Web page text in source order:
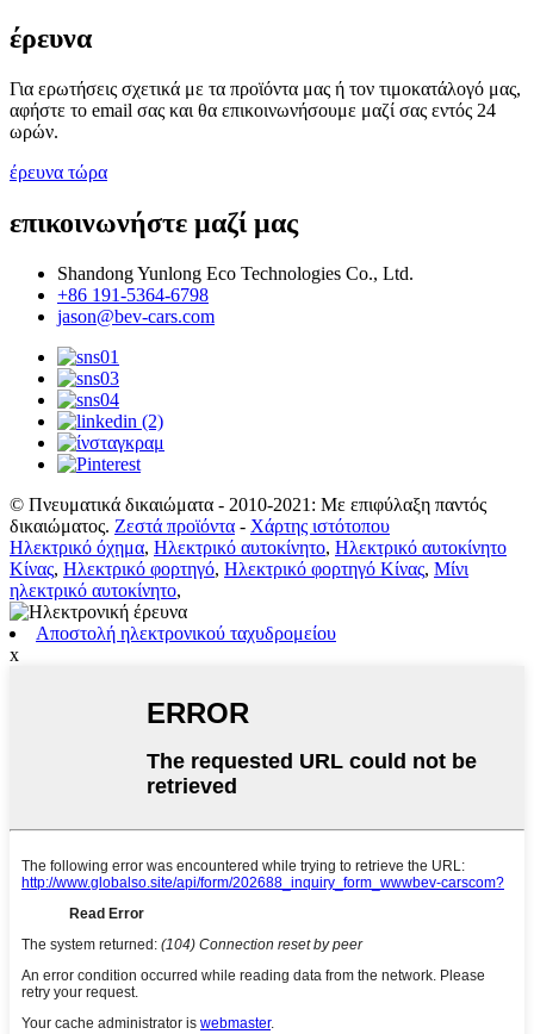
έρευνα
Για ερωτήσεις σχετικά με τα προϊόντα μας ή τον τιμοκατάλογό μας,
αφήστε το email σας και θα επικοινωνήσουμε μαζί σας εντός 24
ωρών.
έρευνα τώρα
επικοινωνήστε μαζί μας
Shandong Yunlong Eco Technologies Co., Ltd.
+86 191-5364-6798
jason@bev-cars.com
© Πνευματικά δικαιώματα - 2010-2021: Με επιφύλαξη παντός
δικαιώματος. Ζεστά προϊόντα - Χάρτης ιστότοπου
Ηλεκτρικό όχημα, Ηλεκτρικό αυτοκίνητο, Ηλεκτρικό αυτοκίνητο
Κίνας, Ηλεκτρικό φορτηγό, Ηλεκτρικό φορτηγό Κίνας, Μίνι
ηλεκτρικό αυτοκίνητο,
Αποστολή ηλεκτρονικού ταχυδρομείου
x